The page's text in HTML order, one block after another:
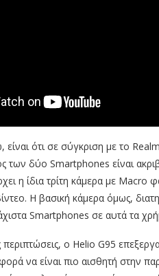
ότι σε σύγκριση με το
των δύο Smartphones είναι
η ίδια τρίτη κάμερα με Macro
Η βασική κάμερα όμως,
Smartphones σε αυτά τα
ο Helio G95
να είναι πιο αισθητή στην